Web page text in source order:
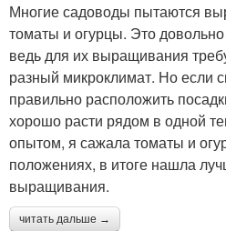
Многие садоводы пытаются
томаты и огурцы. Это
ведь для их выращивания
разный микроклимат. Но если
правильно расположить
хорошо расти рядом в одной
опытом, я сажала томаты и
положениях, в итоге нашла
выращивания.
читать дальше →